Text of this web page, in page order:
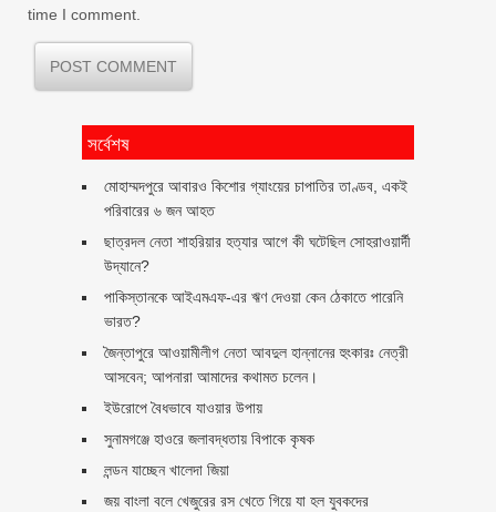
time I comment.
সর্বেশষ
মোহাম্মদপুরে আবারও কিশোর গ্যাংয়ের চাপাতির তাণ্ডব, একই
পরিবারের ৬ জন আহত
ছাত্রদল নেতা শাহরিয়ার হত্যার আগে কী ঘটেছিল সোহরাওয়ার্দী
উদ্যানে?
পাকিস্তানকে আইএমএফ-এর ঋণ দেওয়া কেন ঠেকাতে পারেনি
ভারত?
জৈন্তাপুরে আওয়ামীলীগ নেতা আবদুল হান্নানের হুংকারঃ নেত্রী
আসবেন; আপনারা আমাদের কথামত চলেন।
ইউরোপে বৈধভাবে যাওয়ার উপায়
সুনামগঞ্জে হাওরে জলাবদ্ধতায় বিপাকে কৃষক
লন্ডন যাচ্ছেন খালেদা জিয়া
জয় বাংলা বলে খেজুরের রস খেতে গিয়ে যা হল যুবকদের